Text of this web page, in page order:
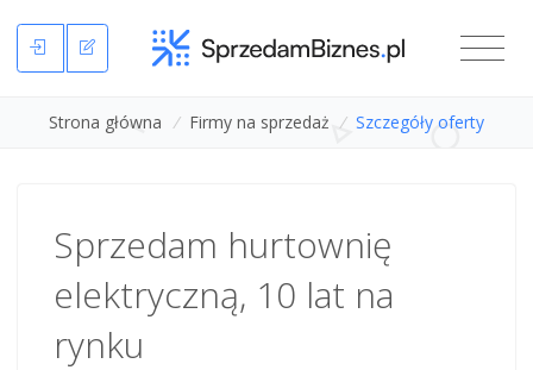
Strona główna / Firmy na sprzedaż / Szczegóły oferty
Sprzedam hurtownię
elektryczną, 10 lat na
rynku